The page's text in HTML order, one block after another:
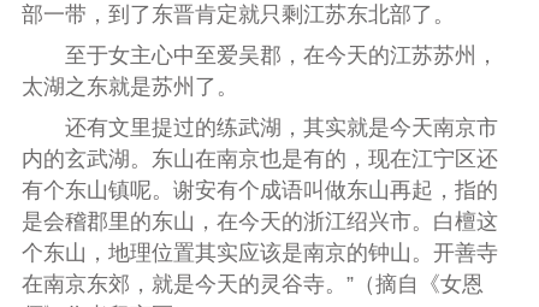
部一带，到了东晋肯定就只剩江苏东北部了。
至于女主心中至爱吴郡，在今天的江苏苏州，
太湖之东就是苏州了。
还有文里提过的练武湖，其实就是今天南京市
内的玄武湖。东山在南京也是有的，现在江宁区还
有个东山镇呢。谢安有个成语叫做东山再起，指的
是会稽郡里的东山，在今天的浙江绍兴市。白檀这
个东山，地理位置其实应该是南京的钟山。开善寺
在南京东郊，就是今天的灵谷寺。”（摘自《女恩